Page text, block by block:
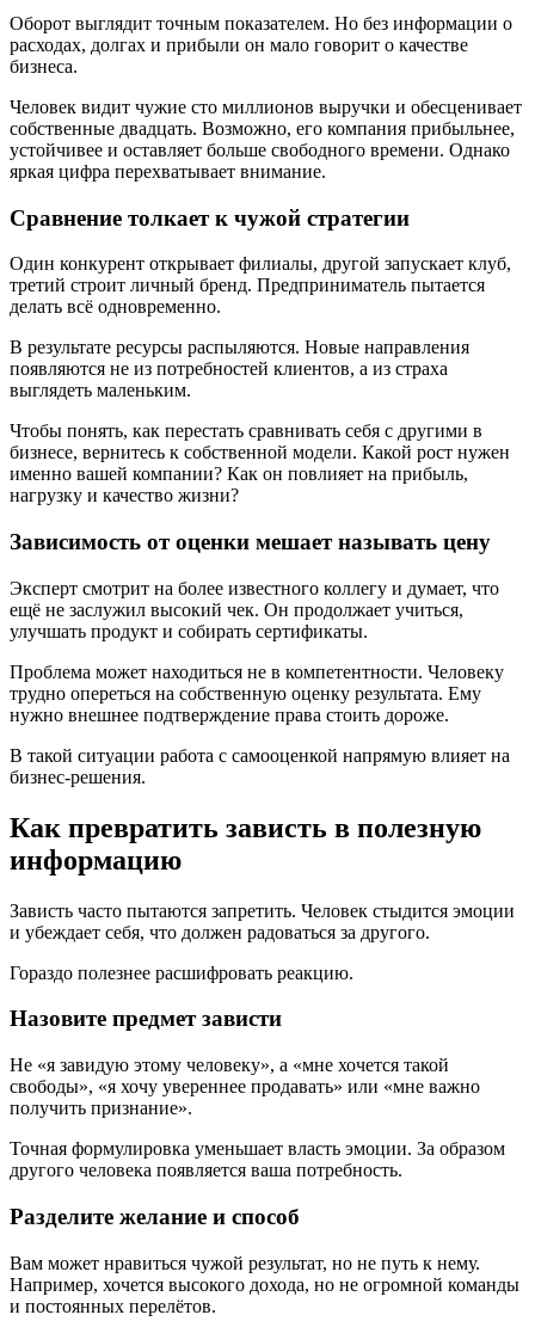
Оборот выглядит точным показателем. Но без информации о
расходах, долгах и прибыли он мало говорит о качестве
бизнеса.
Человек видит чужие сто миллионов выручки и обесценивает
собственные двадцать. Возможно, его компания прибыльнее,
устойчивее и оставляет больше свободного времени. Однако
яркая цифра перехватывает внимание.
Сравнение толкает к чужой стратегии
Один конкурент открывает филиалы, другой запускает клуб,
третий строит личный бренд. Предприниматель пытается
делать всё одновременно.
В результате ресурсы распыляются. Новые направления
появляются не из потребностей клиентов, а из страха
выглядеть маленьким.
Чтобы понять, как перестать сравнивать себя с другими в
бизнесе, вернитесь к собственной модели. Какой рост нужен
именно вашей компании? Как он повлияет на прибыль,
нагрузку и качество жизни?
Зависимость от оценки мешает называть цену
Эксперт смотрит на более известного коллегу и думает, что
ещё не заслужил высокий чек. Он продолжает учиться,
улучшать продукт и собирать сертификаты.
Проблема может находиться не в компетентности. Человеку
трудно опереться на собственную оценку результата. Ему
нужно внешнее подтверждение права стоить дороже.
В такой ситуации работа с самооценкой напрямую влияет на
бизнес-решения.
Как превратить зависть в полезную
информацию
Зависть часто пытаются запретить. Человек стыдится эмоции
и убеждает себя, что должен радоваться за другого.
Гораздо полезнее расшифровать реакцию.
Назовите предмет зависти
Не «я завидую этому человеку», а «мне хочется такой
свободы», «я хочу увереннее продавать» или «мне важно
получить признание».
Точная формулировка уменьшает власть эмоции. За образом
другого человека появляется ваша потребность.
Разделите желание и способ
Вам может нравиться чужой результат, но не путь к нему.
Например, хочется высокого дохода, но не огромной команды
и постоянных перелётов.